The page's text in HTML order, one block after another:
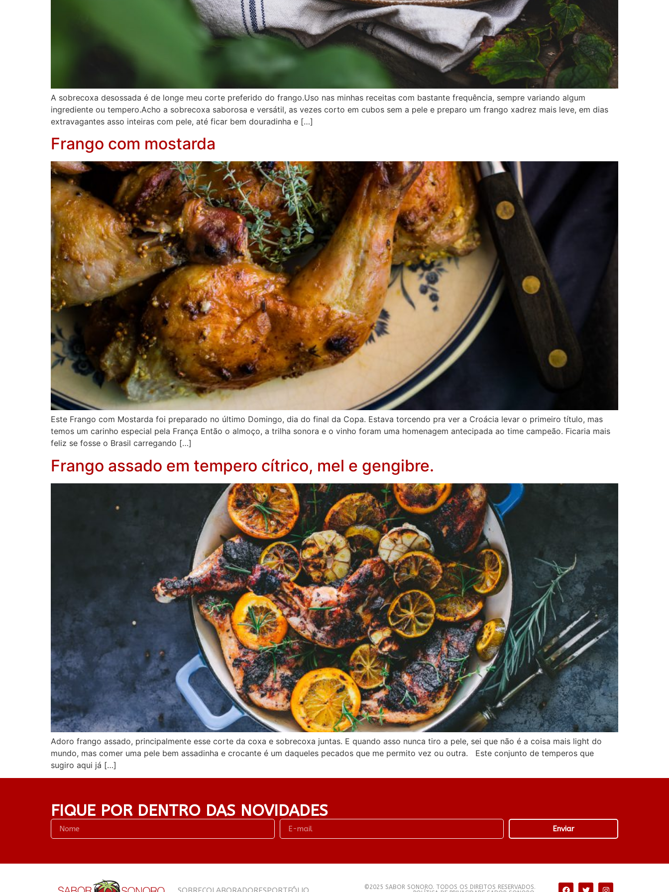
A sobrecoxa desossada é de longe meu corte preferido do frango.Uso nas minhas receitas com bastante frequência, sempre variando algum
ingrediente ou tempero.Acho a sobrecoxa saborosa e versátil, as vezes corto em cubos sem a pele e preparo um frango xadrez mais leve, em dias
extravagantes asso inteiras com pele, até ficar bem douradinha e […]
Frango com mostarda
Este Frango com Mostarda foi preparado no último Domingo, dia do final da Copa. Estava torcendo pra ver a Croácia levar o primeiro título, mas
temos um carinho especial pela França Então o almoço, a trilha sonora e o vinho foram uma homenagem antecipada ao time campeão. Ficaria mais
feliz se fosse o Brasil carregando […]
Frango assado em tempero cítrico, mel e gengibre.
Adoro frango assado, principalmente esse corte da coxa e sobrecoxa juntas. E quando asso nunca tiro a pele, sei que não é a coisa mais light do
mundo, mas comer uma pele bem assadinha e crocante é um daqueles pecados que me permito vez ou outra. Este conjunto de temperos que
sugiro aqui já […]
FIQUE POR DENTRO DAS NOVIDADES
Enviar
©2025 SABOR SONORO. TODOS OS DIREITOS RESERVADOS.